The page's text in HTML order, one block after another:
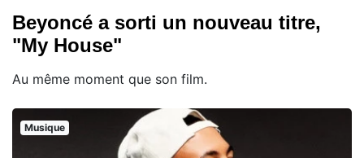
Beyoncé a sorti un nouveau titre,
"My House"
Au même moment que son film.
Musique